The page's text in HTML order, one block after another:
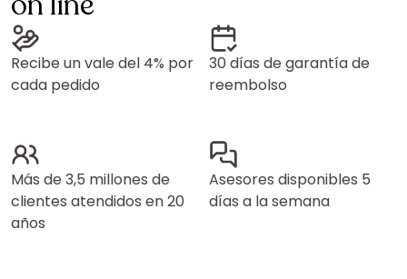
Recibe un vale del 4% por
cada pedido
30 días de garantía de
reembolso
Más de 3,5 millones de
clientes atendidos en 20
años
Asesores disponibles 5
días a la semana